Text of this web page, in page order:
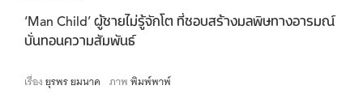
‘Man Child’ ผู้ชายไม่รู้จักโต ที่ชอบสร้างมลพิษทางอารมณ์
บั่นทอนความสัมพันธ์
เรื่องยุรพร ยมนาค ภาพพิมพ์พาพ์